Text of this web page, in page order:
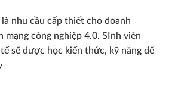
nhu cầu cấp thiết cho doanh
mạng công nghiệp 4.0. SInh viên
sẽ được học kiến thức, kỹ năng để